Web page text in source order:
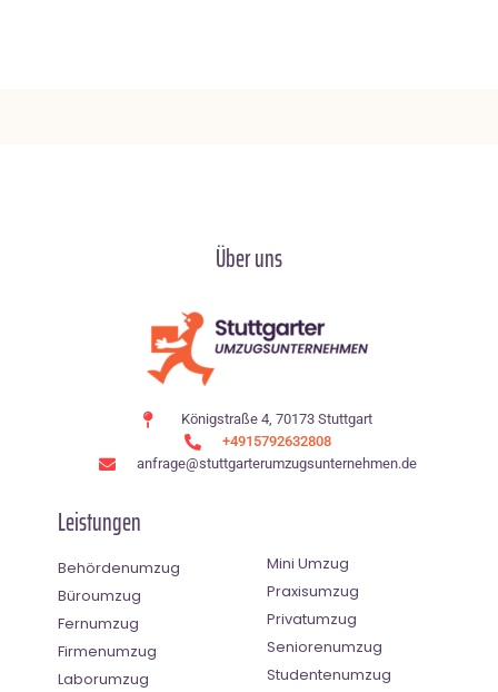
Über uns
Königstraße 4, 70173 Stuttgart
+4915792632808
anfrage@stuttgarterumzugsunternehmen.de
Leistungen
Behördenumzug
Büroumzug
Fernumzug
Firmenumzug
Laborumzug
Mini Umzug
Praxisumzug
Privatumzug
Seniorenumzug
Studentenumzug